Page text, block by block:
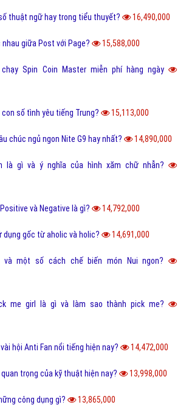
thuật ngữ hay trong tiểu thuyết? 16,490,000
giữa Post với Page? 15,588,000
Spin Coin Master miễn phí hàng ngày
số tình yêu tiếng Trung? 15,113,000
chúc ngủ ngon Nite G9 hay nhất? 14,890,000
là gì và ý nghĩa của hình xăm chữ nhẫn?
và Negative là gì? 14,792,000
dụng gốc từ aholic và holic? 14,691,000
và một số cách chế biến món Nui ngon?
me girl là gì và làm sao thành pick me?
hội Anti Fan nổi tiếng hiện nay? 14,472,000
trọng của kỹ thuật hiện nay? 13,998,000
công dụng gì? 13,865,000